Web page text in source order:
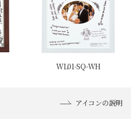
WL01-SQ-WH
アイコンの説明